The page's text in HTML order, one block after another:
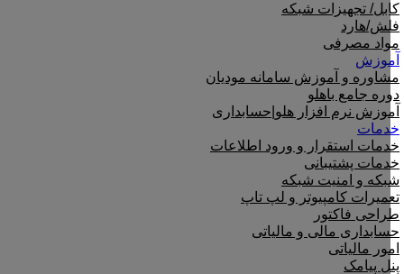
کابل/ تجهیزات شبکه
فلش/هارد
مواد مصرفی
آموزش
مشاوره و آموزش سامانه مودیان
دوره جامع باهلو
آموزش نرم افزار هلو|حسابداری
خدمات
خدمات استقرار و ورود اطلاعات
خدمات پشتیبانی
شبکه و امنیت شبکه
تعمیرات کامپیوتر و لپ تاپ
طراحی فاکتور
حسابداری مالی و مالیاتی
امور مالیاتی
پنل پیامک